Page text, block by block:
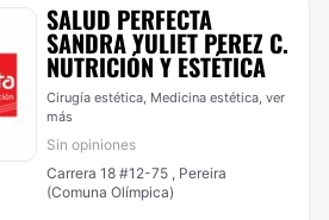
SALUD PERFECTA
SANDRA YULIET PEREZ C.
NUTRICIÓN Y ESTÉTICA
Cirugía estética, Medicina estética, ver
más
Sin opiniones
Carrera 18 #12-75 , Pereira
(Comuna Olímpica)